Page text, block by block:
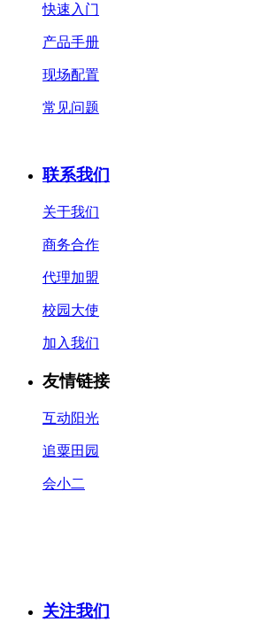
快速入门
产品手册
现场配置
常见问题
联系我们
关于我们
商务合作
代理加盟
校园大使
加入我们
友情链接
互动阳光
追粟田园
会小二
关注我们